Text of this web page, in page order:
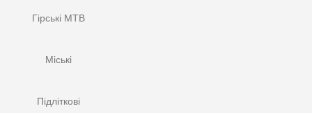
Гірські MTB
Міські
Підліткові